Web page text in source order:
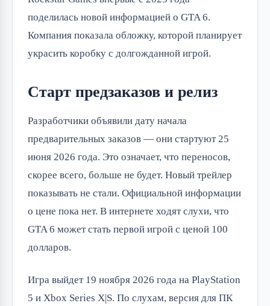
поделилась новой информацией о GTA 6.
Компания показала обложку, которой планирует
украсить коробку с долгожданной игрой.
Старт предзаказов и релиз
Разработчики объявили дату начала
предварительных заказов — они стартуют 25
июня 2026 года. Это означает, что переносов,
скорее всего, больше не будет. Новый трейлер
показывать не стали. Официальной информации
о цене пока нет. В интернете ходят слухи, что
GTA 6 может стать первой игрой с ценой 100
долларов.
Игра выйдет 19 ноября 2026 года на PlayStation
5 и Xbox Series X|S. По слухам, версия для ПК